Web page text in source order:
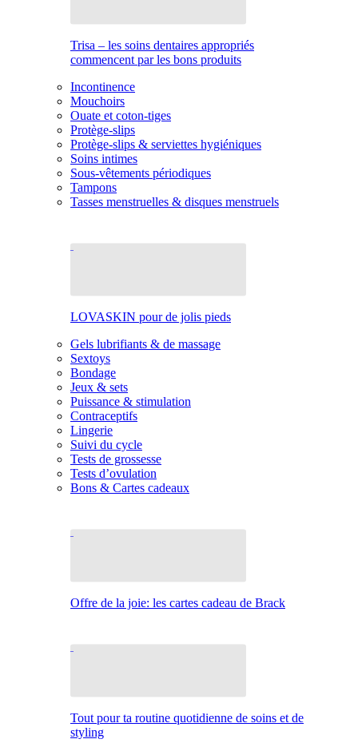
Trisa – les soins dentaires appropriés
commencent par les bons produits
Incontinence
Mouchoirs
Ouate et coton-tiges
Protège-slips
Protège-slips & serviettes hygiéniques
Soins intimes
Sous-vêtements périodiques
Tampons
Tasses menstruelles & disques menstruels
LOVASKIN pour de jolis pieds
Gels lubrifiants & de massage
Sextoys
Bondage
Jeux & sets
Puissance & stimulation
Contraceptifs
Lingerie
Suivi du cycle
Tests de grossesse
Tests d’ovulation
Bons & Cartes cadeaux
Offre de la joie: les cartes cadeau de Brack
Tout pour ta routine quotidienne de soins et de
styling